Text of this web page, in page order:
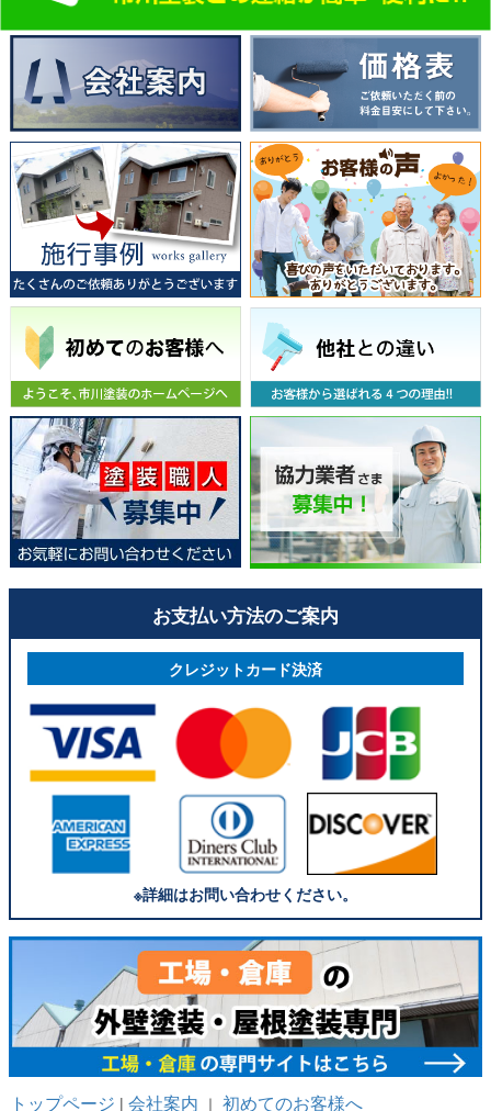
お支払い方法のご案内
クレジットカード決済
※詳細はお問い合わせください。
トップページ | 会社案内 ｜ 初めてのお客様へ